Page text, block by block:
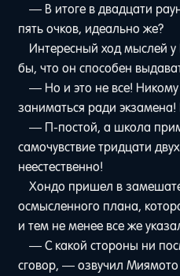
— В итоге в двадцати
пять очков, идеально же?
Интересный ход мыслей
бы, что он способен
— Но и это не все! Никому
заниматься ради
— П-постой, а школа
самочувствие тридцати
неестественно!
Хондо пришел в
осмысленного плана,
и тем не менее все же
— С какой стороны ни
сговор, — озвучил